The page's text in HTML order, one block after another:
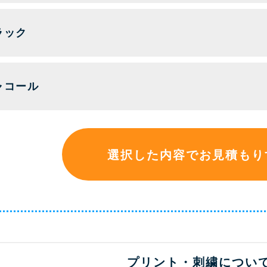
ク
コール
選択した内容でお見積も
プリント・刺繍につい